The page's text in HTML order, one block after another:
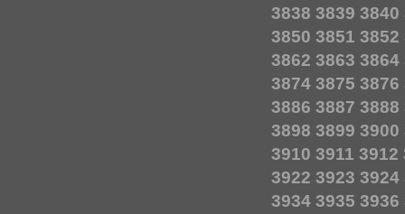
3838 3839 3840
3850 3851 3852
3862 3863 3864
3874 3875 3876
3886 3887 3888
3898 3899 3900
3910 3911 3912
3922 3923 3924
3934 3935 3936